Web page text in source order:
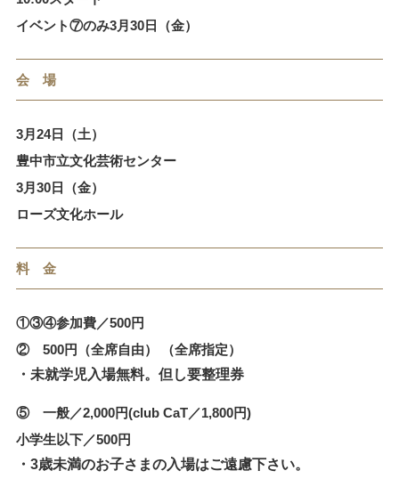
イベント⑦のみ3月30日（金）
会 場
3月24日（土）
豊中市立文化芸術センター
3月30日（金）
ローズ文化ホール
料 金
①③④参加費／500円
② 500円（全席自由） （全席指定）
・未就学児入場無料。但し要整理券
⑤ 一般／2,000円(club CaT／1,800円)
小学生以下／500円
・3歳未満のお子さまの入場はご遠慮下さい。